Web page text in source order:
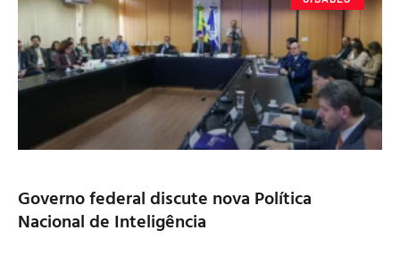
Governo federal discute nova Política
Nacional de Inteligência